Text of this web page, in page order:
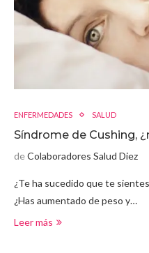
ENFERMEDADES SALUD
Síndrome de Cushing,
deColaboradores Salud Diez
¿Te ha sucedido que te
¿Has aumentado de peso y…
Leer más